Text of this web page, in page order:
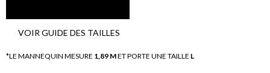
VOIR GUIDE DES TAILLES
*LE MANNEQUIN MESURE 1,89 MET PORTE UNE TAILLE L